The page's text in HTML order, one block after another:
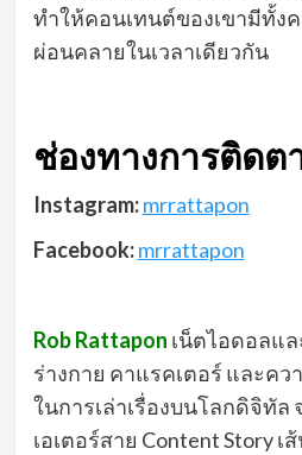
ทำให้คอนเทนต์ของเขามีทั้ง
ผ่อนคลายในเวลาเดียวกัน
ช่องทางการติดต
Instagram:mrrattapon
Facebook:mrrattapon
Rob Rattapon เน็ตไอดอลแ
ร่างกาย คาแรคเตอร์ และคว
ในการเล่าเรื่องบนโลกดิจิทั
เอเตอร์สาย Content Story เ